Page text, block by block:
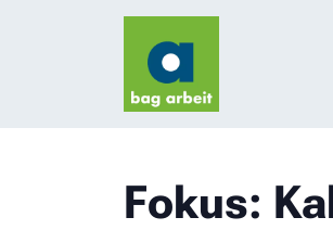
Fokus: